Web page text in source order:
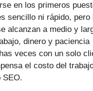
en los primeros
sencillo ni rápido, pero
alcanzan a medio y
dinero y paciencia
veces con un solo
el costo del
SEO.